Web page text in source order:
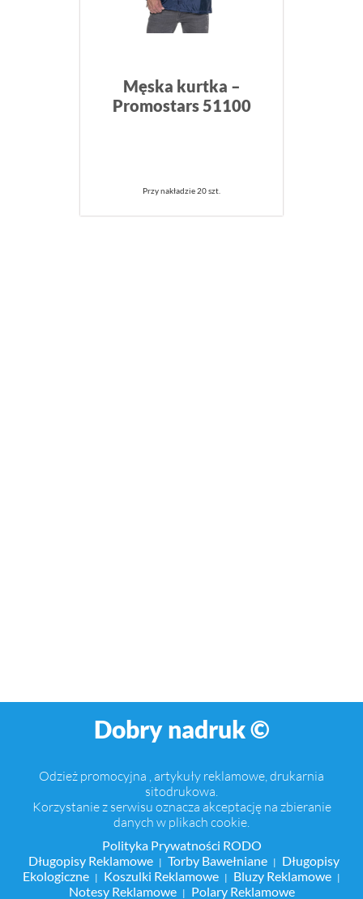
Męska kurtka –
Promostars 51100
Przy nakładzie 20 szt.
Dobry nadruk ©
Odzież promocyjna , artykuły reklamowe, drukarnia
sitodrukowa.
Korzystanie z serwisu oznacza akceptację na zbieranie
danych w plikach cookie.
Polityka Prywatności RODO
Długopisy Reklamowe | Torby Bawełniane | Długopisy
Ekologiczne | Koszulki Reklamowe | Bluzy Reklamowe |
Notesy Reklamowe | Polary Reklamowe